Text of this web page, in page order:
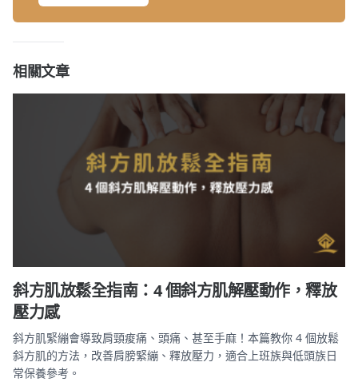
相關文章
斜方肌放鬆全指南：4 個斜方肌解壓動作，釋放
壓力感
斜方肌緊繃會導致肩頸痠痛、頭痛、甚至手麻！本篇教你 4 個放鬆
斜方肌的方法，改善肩膀緊繃、釋放壓力，適合上班族與低頭族日
常保養參考。